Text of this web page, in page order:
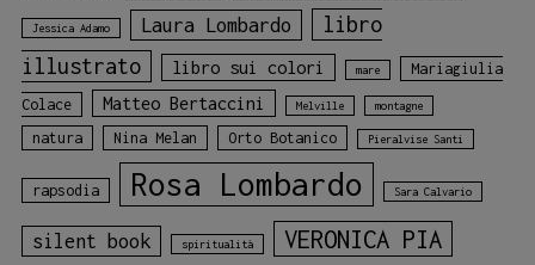
Jessica Adamo Laura Lombardo
libro
illustrato
libro sui colori mare
Mariagiulia
Colace
Matteo Bertaccini Melville montagne
natura Nina Melan Orto Botanico Pieralvise Santi
rapsodia Rosa Lombardo Sara Calvario
silent book spiritualità VERONICA PIA